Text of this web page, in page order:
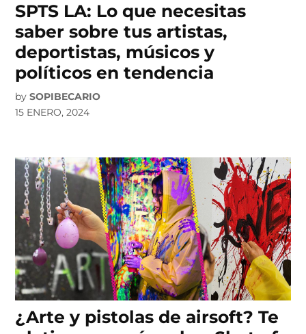
SPTS LA: Lo que necesitas
saber sobre tus artistas,
deportistas, músicos y
políticos en tendencia
by SOPIBECARIO
15 ENERO, 2024
¿Arte y pistolas de airsoft? Te